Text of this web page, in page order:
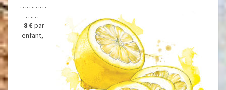
…………
……
8 €par
enfant,